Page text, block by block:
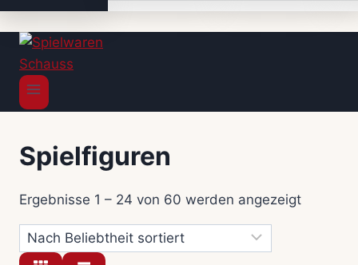
Spielfiguren
Ergebnisse 1 – 24 von 60 werden angezeigtNach